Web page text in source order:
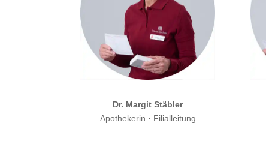
Dr. Margit Stäbler
Apothekerin · Filialleitung